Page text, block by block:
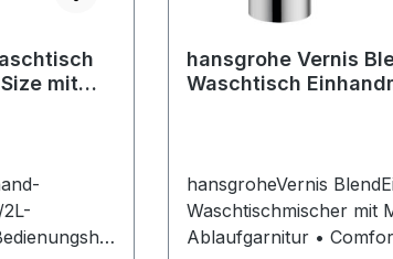
mit
hansgrohe Vernis
Waschtisch
hansgroheVernis
Waschtischmischer mit
Ablaufgarnitur •